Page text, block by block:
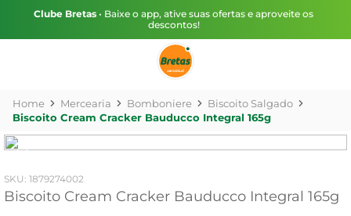
Clube Bretas • Baixe o app, ative suas ofertas e aproveite os
descontos!
Mercearia Bomboniere
Biscoito Salgado
Biscoito Cream Cracker Bauducco Integral 165g
: 1879274002
Biscoito Cream Cracker Bauducco Integral 165g